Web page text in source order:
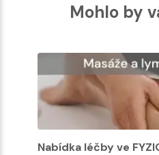
Mohlo by
Nabídka léčby ve